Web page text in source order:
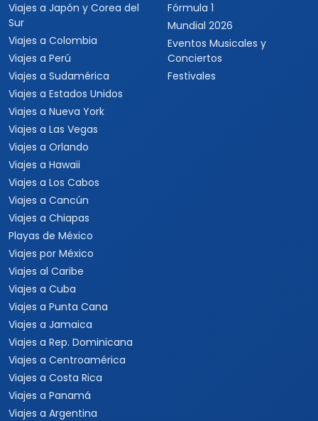
Viajes a Japón y Corea del
Sur
Viajes a Colombia
Viajes a Perú
Viajes a Sudamérica
Viajes a Estados Unidos
Viajes a Nueva York
Viajes a Las Vegas
Viajes a Orlando
Viajes a Hawaii
Viajes a Los Cabos
Viajes a Cancún
Viajes a Chiapas
Playas de México
Viajes por México
Viajes al Caribe
Viajes a Cuba
Viajes a Punta Cana
Viajes a Jamaica
Viajes a Rep. Dominicana
Viajes a Centroamérica
Viajes a Costa Rica
Viajes a Panamá
Viajes a Argentina
Fórmula 1
Mundial 2026
Eventos Musicales y
Conciertos
Festivales